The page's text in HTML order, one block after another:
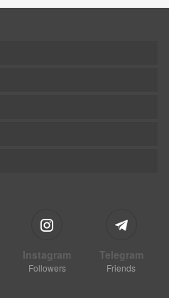
Instagram
Followers
Telegram
Friends